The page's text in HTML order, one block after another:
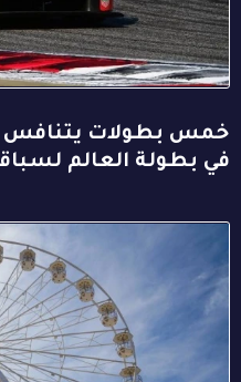
خمس بطولات يتنافس
في بطولة العالم